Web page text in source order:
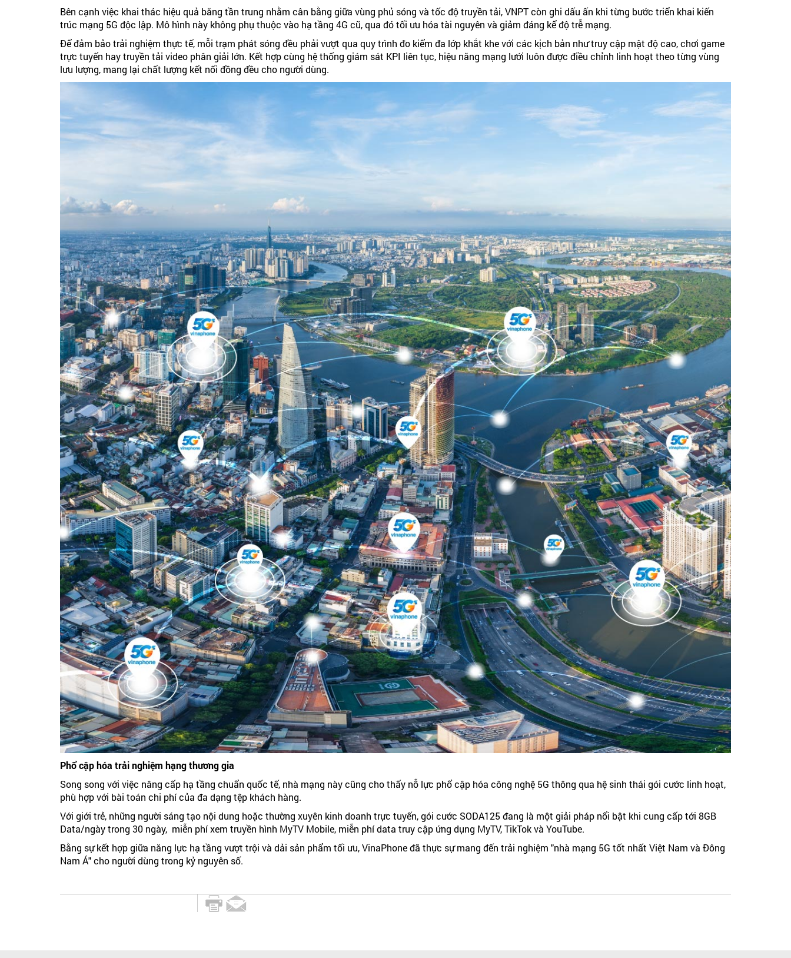
Bên cạnh việc khai thác hiệu quả băng tần trung nhằm cân bằng giữa vùng phủ sóng và tốc độ truyền tải, VNPT còn ghi dấu ấn khi từng bước triển khai kiến
trúc mạng 5G độc lập. Mô hình này không phụ thuộc vào hạ tầng 4G cũ, qua đó tối ưu hóa tài nguyên và giảm đáng kể độ trễ mạng.
Để đảm bảo trải nghiệm thực tế, mỗi trạm phát sóng đều phải vượt qua quy trình đo kiểm đa lớp khắt khe với các kịch bản như truy cập mật độ cao, chơi game
trực tuyến hay truyền tải video phân giải lớn. Kết hợp cùng hệ thống giám sát KPI liên tục, hiệu năng mạng lưới luôn được điều chỉnh linh hoạt theo từng vùng
lưu lượng, mang lại chất lượng kết nối đồng đều cho người dùng.
Phổ cập hóa trải nghiệm hạng thương gia
Song song với việc nâng cấp hạ tầng chuẩn quốc tế, nhà mạng này cũng cho thấy nỗ lực phổ cập hóa công nghệ 5G thông qua hệ sinh thái gói cước linh hoạt,
phù hợp với bài toán chi phí của đa dạng tệp khách hàng.
Với giới trẻ, những người sáng tạo nội dung hoặc thường xuyên kinh doanh trực tuyến, gói cước SODA125 đang là một giải pháp nổi bật khi cung cấp tới 8GB
Data/ngày trong 30 ngày, miễn phí xem truyền hình MyTV Mobile, miễn phí data truy cập ứng dụng MyTV, TikTok và YouTube.
Bằng sự kết hợp giữa năng lực hạ tầng vượt trội và dải sản phẩm tối ưu, VinaPhone đã thực sự mang đến trải nghiệm "nhà mạng 5G tốt nhất Việt Nam và Đông
Nam Á" cho người dùng trong kỷ nguyên số.